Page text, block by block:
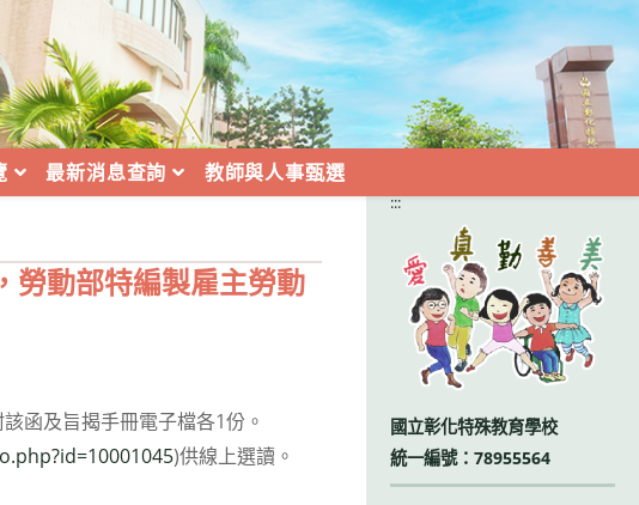
最新消息查詢 教師與人事甄選
勞動部特編製雇主勞動
函及旨揭手冊電子檔各1份。
)供線上選讀。
:::
國立彰化特殊教育學校
統一編號：78955564